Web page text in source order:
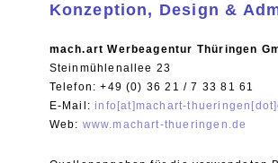
Konzeption, Design &
mach.art Werbeagentur Thüringen
Steinmühlenallee 23
Telefon: +49 (0) 36 21 / 7 33 81 61
E-Mail:info[at]machart-
Web: www.machart-thueringen.de